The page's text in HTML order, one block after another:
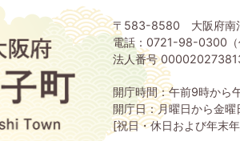
〒583-8580 大阪府南
電話：0721-98-0300
法人番号
開庁時間：午前9時から
開庁日：月曜日から金曜
[祝日・休日および年末